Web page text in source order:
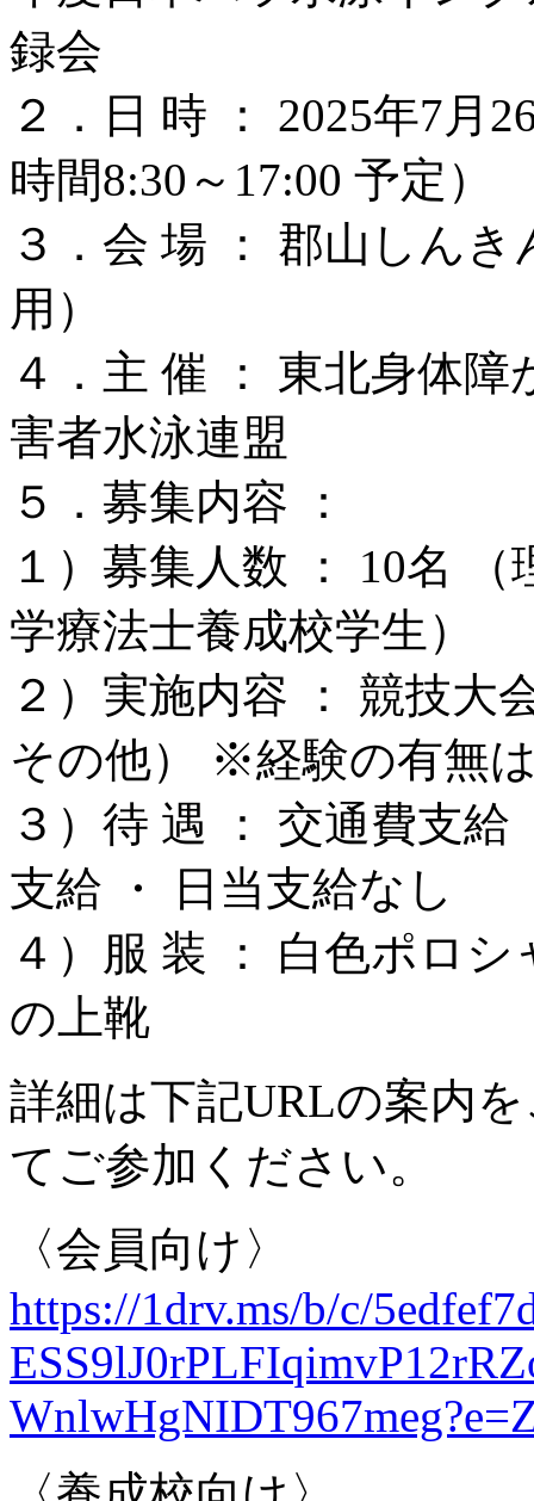
録会
２．日 時 ： 2025年7月
時間8:30～17:00 予定）
３．会 場 ： 郡山しん
用）
４．主 催 ： 東北身体
害者水泳連盟
５．募集内容 ：
１）募集人数 ： 10名
学療法士養成校学生）
２）実施内容 ： 競技大
その他） ※経験の有無
３）待 遇 ： 交通費支
支給 ・ 日当支給なし
４）服 装 ： 白色ポロ
の上靴
詳細は下記URLの案内
てご参加ください。
〈会員向け〉
https://1drv.ms/b/c/